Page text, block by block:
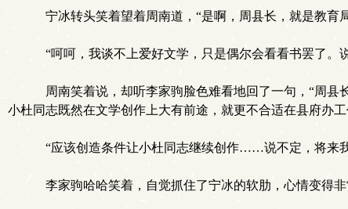
宁冰转头笑着望着周南道，“是啊，周县长，就是教育
“呵呵，我谈不上爱好文学，只是偶尔会看看书罢了。
周南笑着说，却听李家驹脸色难看地回了一句，“周县
小杜同志既然在文学创作上大有前途，就更不合适在县府办
“应该创造条件让小杜同志继续创作……说不定，将来
李家驹哈哈笑着，自觉抓住了宁冰的软肋，心情变得非